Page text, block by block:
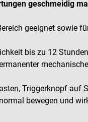
geschmeidig
geeignet sowie
bis zu 12
Triggerknopf auf
bewegen und